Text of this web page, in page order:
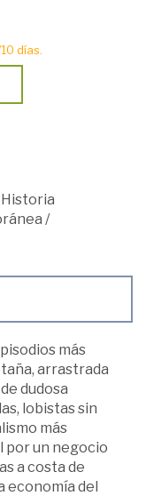
días.
Historia
/
más
arrastrada
dudosa
lobistas sin
más
por un negocio
a costa de
economía del